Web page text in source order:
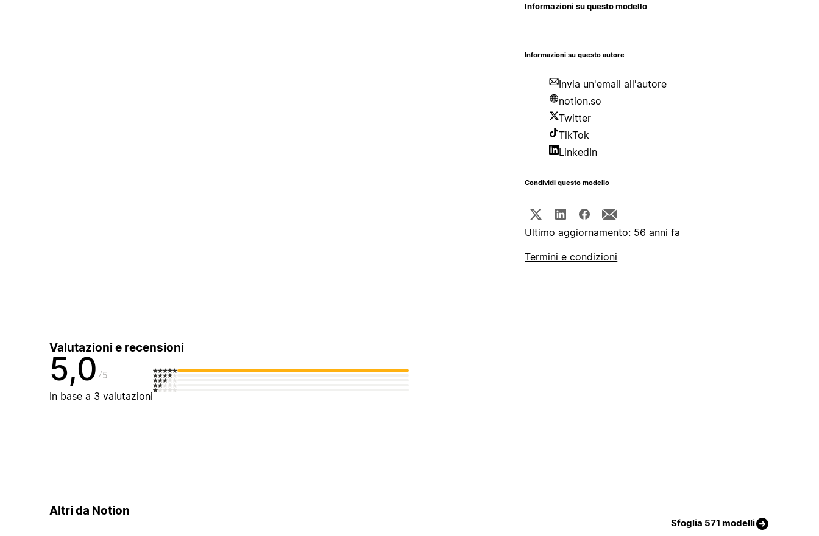
Informazioni su questo modello
Informazioni su questo autore
Invia un'email all'autore
notion.so
Twitter
TikTok
LinkedIn
Condividi questo modello
Ultimo aggiornamento: 56 anni fa
Termini e condizioni
Valutazioni e recensioni
5,0 5
In base a 3 valutazioni
Altri da Notion
Sfoglia 571 modelli